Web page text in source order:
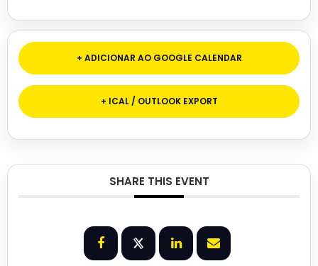
+ ADICIONAR AO GOOGLE CALENDAR
+ ICAL / OUTLOOK EXPORT
SHARE THIS EVENT